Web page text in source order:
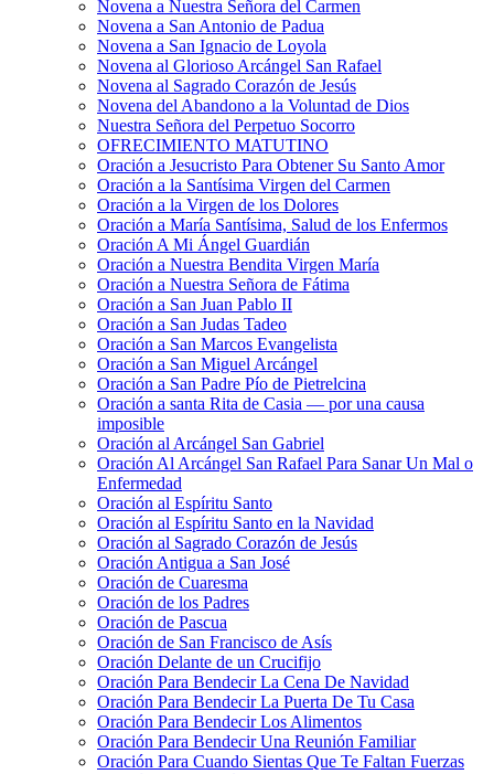
Novena a Nuestra Señora del Carmen
Novena a San Antonio de Padua
Novena a San Ignacio de Loyola
Novena al Glorioso Arcángel San Rafael
Novena al Sagrado Corazón de Jesús
Novena del Abandono a la Voluntad de Dios
Nuestra Señora del Perpetuo Socorro
OFRECIMIENTO MATUTINO
Oración a Jesucristo Para Obtener Su Santo Amor
Oración a la Santísima Virgen del Carmen
Oración a la Virgen de los Dolores
Oración a María Santísima, Salud de los Enfermos
Oración A Mi Ángel Guardián
Oración a Nuestra Bendita Virgen María
Oración a Nuestra Señora de Fátima
Oración a San Juan Pablo II
Oración a San Judas Tadeo
Oración a San Marcos Evangelista
Oración a San Miguel Arcángel
Oración a San Padre Pío de Pietrelcina
Oración a santa Rita de Casia — por una causa
imposible
Oración al Arcángel San Gabriel
Oración Al Arcángel San Rafael Para Sanar Un Mal o
Enfermedad
Oración al Espíritu Santo
Oración al Espíritu Santo en la Navidad
Oración al Sagrado Corazón de Jesús
Oración Antigua a San José
Oración de Cuaresma
Oración de los Padres
Oración de Pascua
Oración de San Francisco de Asís
Oración Delante de un Crucifijo
Oración Para Bendecir La Cena De Navidad
Oración Para Bendecir La Puerta De Tu Casa
Oración Para Bendecir Los Alimentos
Oración Para Bendecir Una Reunión Familiar
Oración Para Cuando Sientas Que Te Faltan Fuerzas